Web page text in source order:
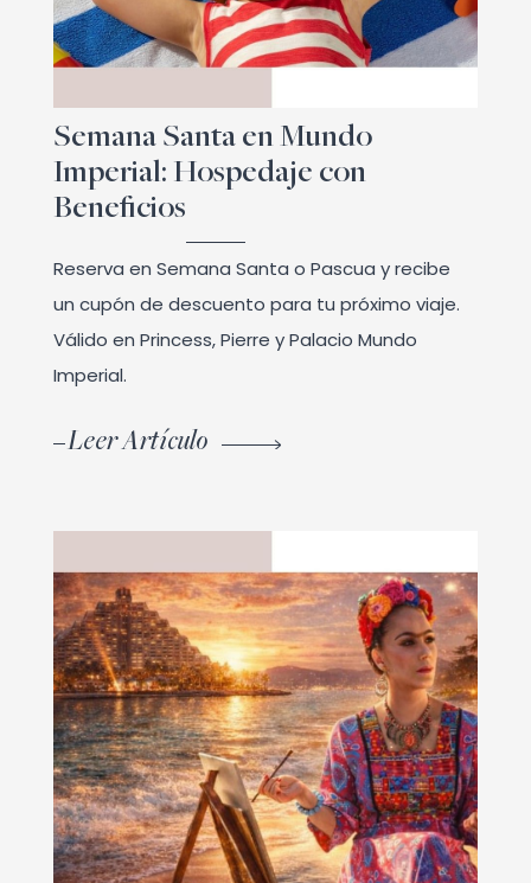
Semana Santa en Mundo
Imperial: Hospedaje con
Beneficios
Reserva en Semana Santa o Pascua y recibe
un cupón de descuento para tu próximo viaje.
Válido en Princess, Pierre y Palacio Mundo
Imperial.
Leer Artículo